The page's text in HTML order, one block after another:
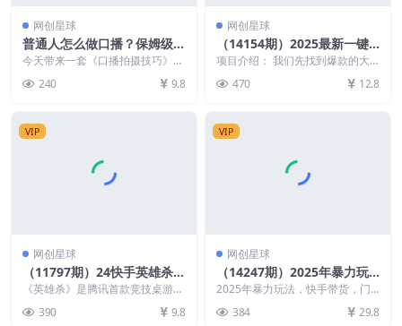
网创星球
普通人怎么做口播？保姆级教
程助你通过口播日引百粉
今天带来一套《口播拍摄技巧》的
深的告诉了大家普通人...
240 9.8
网创星球
（14154期）2025最新一键
生成原创电影解说视频，小白
也可无脑矩阵操作，一天几分
钟…
项目介绍： 我们先找到爆款的大
进行原创的电影视频...
470 12.8
VIP
网创星球
（11797期）24快手英雄杀游
戏无人直播，真蓝海冷门赛
道，学会轻松日入800+
《英雄杀》是腾讯首款竞技桌游，
多老玩家的青春回...
390 9.8
VIP
网创星球
（14247期）2025年暴力玩
法，快手带货，门槛低，收益
高，月躺赚8000+
2025年暴力玩法，快手带货，门
介绍：零基础...
384 29.8